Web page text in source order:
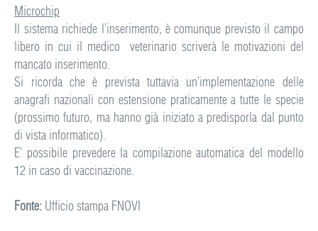
Microchip
Il sistema richiede l’inserimento, è comunque previsto il campo
libero in cui il medico veterinario scriverà le motivazioni del
mancato inserimento.
Si ricorda che è prevista tuttavia un’implementazione delle
anagrafi nazionali con estensione praticamente a tutte le specie
(prossimo futuro, ma hanno già iniziato a predisporla dal punto
di vista informatico).
E’ possibile prevedere la compilazione automatica del modello
12 in caso di vaccinazione.
Fonte: Ufficio stampa FNOVI